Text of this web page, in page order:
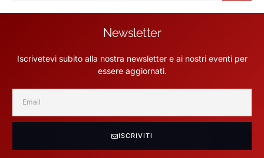
Newsletter
Iscrivetevi subito alla nostra newsletter e ai nostri eventi per
essere aggiornati.
ISCRIVITI